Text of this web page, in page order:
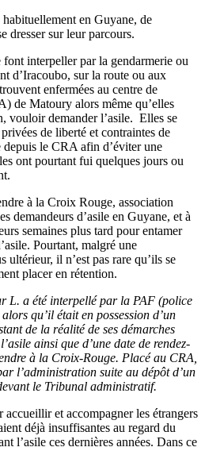
en Guyane, de
dresser sur leur parcours.
font interpeller par la gendarmerie ou
d’Iracoubo, sur la route ou aux
enfermées au centre de
de Matoury alors même qu’elles
vouloir demander l’asile. Elles se
de liberté et contraintes de
depuis le CRA afin d’éviter une
ont pourtant fui quelques jours ou
à la Croix Rouge, association
demandeurs d’asile en Guyane, et à
semaines plus tard pour entamer
Pourtant, malgré une
ultérieur, il n’est pas rare qu’ils se
placer en rétention.
L. a été interpellé par la PAF (police
qu’il était en possession d’un
de la réalité de ses démarches
ainsi que d’une date de rendez-
à la Croix-Rouge. Placé au CRA,
l’administration suite au dépôt d’un
le Tribunal administratif.
accueillir et accompagner les étrangers
déjà insuffisantes au regard du
l’asile ces dernières années. Dans ce